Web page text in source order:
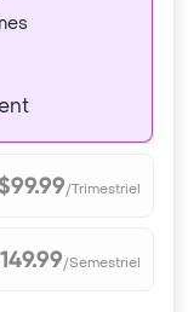
/Trimestriel
/Semestriel